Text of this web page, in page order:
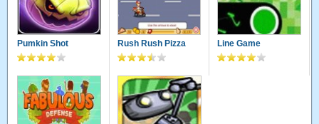
Pumkin Shot Rush Rush Pizza Line Game